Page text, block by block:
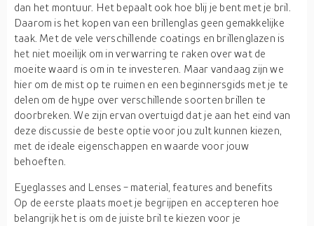
dan het montuur. Het bepaalt ook hoe blij je bent met je bril.
Daarom is het kopen van een brillenglas geen gemakkelijke
taak. Met de vele verschillende coatings en brillenglazen is
het niet moeilijk om in verwarring te raken over wat de
moeite waard is om in te investeren. Maar vandaag zijn we
hier om de mist op te ruimen en een beginnersgids met je te
delen om de hype over verschillende soorten brillen te
doorbreken. We zijn ervan overtuigd dat je aan het eind van
deze discussie de beste optie voor jou zult kunnen kiezen,
met de ideale eigenschappen en waarde voor jouw
behoeften.
Eyeglasses and Lenses - material, features and benefits
Op de eerste plaats moet je begrijpen en accepteren hoe
belangrijk het is om de juiste bril te kiezen voor je